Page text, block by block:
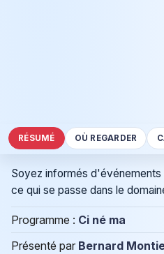
RÉSUMÉ OÙ REGARDER
Soyez informés
ce qui se passe dans le
Programme : Ci né ma
Présenté par Bernard